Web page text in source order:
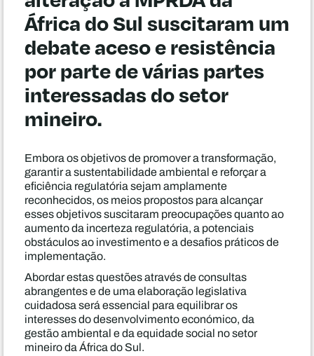
África do Sul suscitaram um
debate aceso e resistência
por parte de várias partes
interessadas do setor
mineiro.
Embora os objetivos de promover a transformação,
garantir a sustentabilidade ambiental e reforçar a
eficiência regulatória sejam amplamente
reconhecidos, os meios propostos para alcançar
esses objetivos suscitaram preocupações quanto ao
aumento da incerteza regulatória, a potenciais
obstáculos ao investimento e a desafios práticos de
implementação.
Abordar estas questões através de consultas
abrangentes e de uma elaboração legislativa
cuidadosa será essencial para equilibrar os
interesses do desenvolvimento económico, da
gestão ambiental e da equidade social no setor
mineiro da África do Sul.